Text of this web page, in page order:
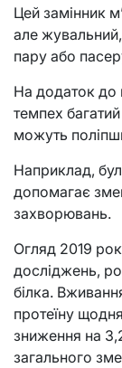
Цей замінник
але жувальний,
пару або
На додаток до
темпех
можуть
Наприклад,
допомагає
захворювань.
Огляд 2019
досліджень,
білка.
протеїну
зниження на
загального